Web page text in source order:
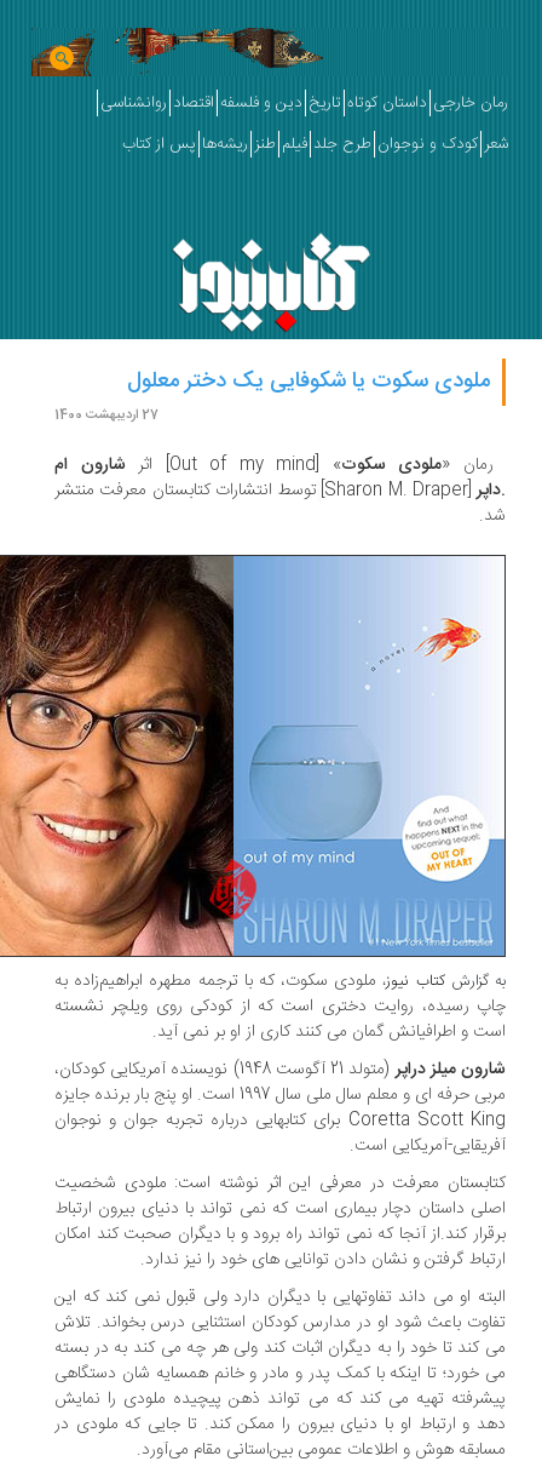
خارجی داستان کوتاه تاریخ دین و فلسفه اقتصاد روانشناسی
کودک و نوجوان طرح جلد فیلم طنز ریشه‌ها پس از کتاب
ملودی سکوت یا شکوفایی یک دختر معلول
«ملودی سکوت » [Out of my mind] اثر
شارون ام
توسط انتشارات کتابستان معرفت منتشر
گزارش کتاب نیوز،ملودی سکوت، که با ترجمه مطهره ابراهیم‌زاده به
رسیده، روایت دختری است که از کودکی روی ویلچر نشسته
و اطرافیانش گمان می کنند کاری از او بر نمی آید.
میلز دراپر
(متولد 21 آگوست 1948) نویسنده آمریکایی کودکان،
مربی حرفه ای و معلم سال ملی سال 1997 است. او پنج بار برنده جایزه
Coretta Scott King برای کتابهایی درباره تجربه جوان و نوجوان
آمریکایی است.
معرفت در معرفی این اثر نوشته است: ملودی شخصیت
داستان دچار بیماری است که نمی تواند با دنیای بیرون ارتباط
کند.از آنجا که نمی تواند راه برود و با دیگران صحبت کند امکان
گرفتن و نشان دادن توانایی های خود را نیز ندارد.
او می داند تفاوتهایی با دیگران دارد ولی قبول نمی کند که این
باعث شود او در مدارس کودکان استثنایی درس بخواند. تلاش
کند تا خود را به دیگران اثبات کند ولی هر چه می کند به در بسته
خورد؛ تا اینکه با کمک پدر و مادر و خانم همسایه شان دستگاهی
تهیه می کند که می تواند ذهن پیچیده‌ ملودی را نمایش
و ارتباط او با دنیای بیرون را ممکن ‌کند. تا جایی که ملودی در
هوش و اطلاعات عمومی بین‌استانی مقام می‌آورد.